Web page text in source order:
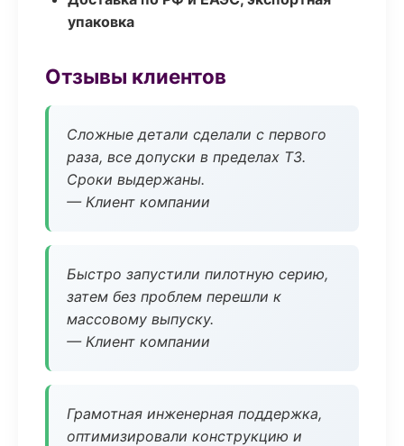
упаковка
Отзывы клиентов
Сложные детали сделали с первого
раза, все допуски в пределах ТЗ.
Сроки выдержаны.
— Клиент компании
Быстро запустили пилотную серию,
затем без проблем перешли к
массовому выпуску.
— Клиент компании
Грамотная инженерная поддержка,
оптимизировали конструкцию и